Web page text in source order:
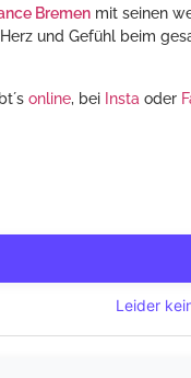
Bremen mit seinen
und Gefühl beim
online, bei Insta oder
Leider